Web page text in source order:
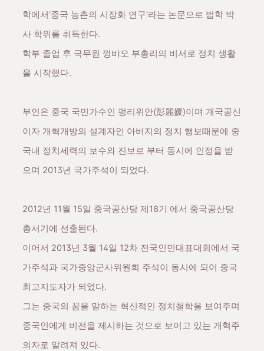
학에서‘중국 농촌의 시장화 연구'라는 논문으로 법학 박
사 학위를 취득한다.
학부 졸업 후 국무원 껑뱌오 부총리의 비서로 정치 생활
을 시작했다.
부인은 중국 국민가수인 펑리위안(彭麗媛)이며 개국공신
이자 개혁개방의 설계자인 아버지의 정치 행보때문에 중
국내 정치세력의 보수와 진보로 부터 동시에 인정을 받
으며 2013년 국가주석이 되었다.
2012년 11월 15일 중국공산당 제18기 에서 중국공산당
총서기에 선출된다.
이어서 2013년 3월 14일 12차 전국인민대표대회에서 국
가주석과 국가중앙군사위원회 주석이 동시에 되어 중국
최고지도자가 되었다.
그는 중국의 꿈을 말하는 혁신적인 정치철학을 보여주며
중국인에게 비전을 제시하는 것으로 보이고 있는 개혁주
의자로 알려져 있다.